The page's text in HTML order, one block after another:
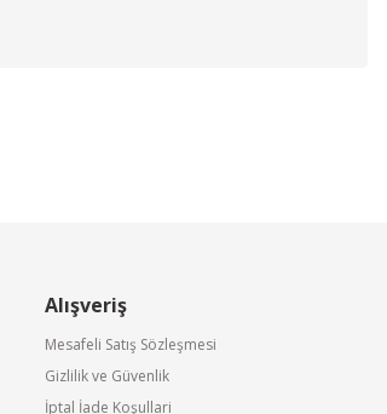
Alışveriş
Mesafeli Satış Sözleşmesi
Gizlilik ve Güvenlik
İptal İade Koşullari